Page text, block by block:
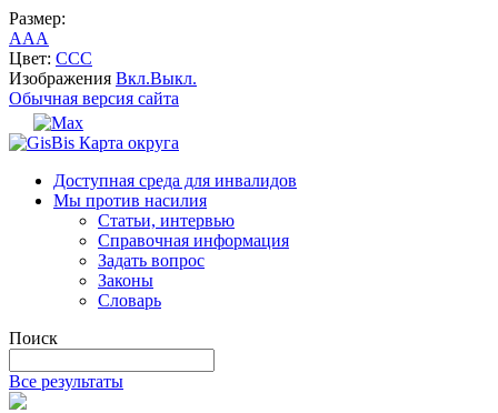
Размер:
AAA
Цвет: CCC
Изображения Вкл.Выкл.
Обычная версия сайта
Карта округа
Доступная среда для инвалидов
Мы против насилия
Статьи, интервью
Справочная информация
Задать вопрос
Законы
Словарь
Поиск
Все результаты